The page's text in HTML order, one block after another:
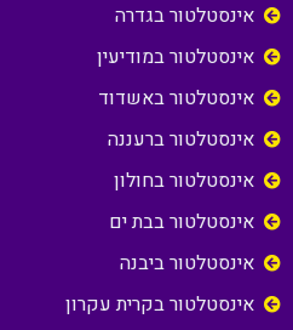
אינסטלטור בגדרה
אינסטלטור במודיעין
אינסטלטור באשדוד
אינסטלטור ברעננה
אינסטלטור בחולון
אינסטלטור בבת ים
אינסטלטור ביבנה
אינסטלטור בקרית עקרון